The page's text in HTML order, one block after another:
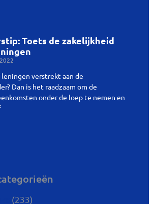
Toets de zakelijkheid
verstrekt aan de
Dan is het raadzaam om de
onder de loep te nemen en
(233)